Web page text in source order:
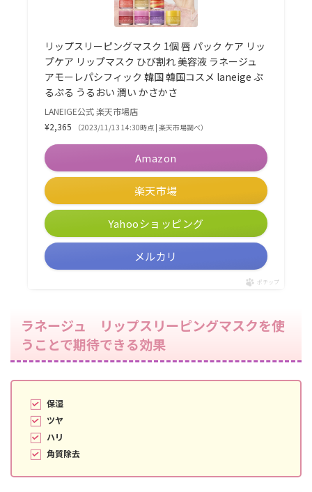
リップスリーピングマスク 1個 唇 パック ケア リッ
プケア リップマスク ひび割れ 美容液 ラネージュ
アモーレパシフィック 韓国 韓国コスメ laneige ぷ
るぷる うるおい 潤い かさかさ
LANEIGE公式 楽天市場店
¥2,365
（2023/11/13 14:30時点 | 楽天市場調べ）
Amazon
楽天市場
Yahooショッピング
メルカリ
ポチップ
ラネージュ リップスリーピングマスクを使
うことで期待できる効果
保湿
ツヤ
ハリ
角質除去